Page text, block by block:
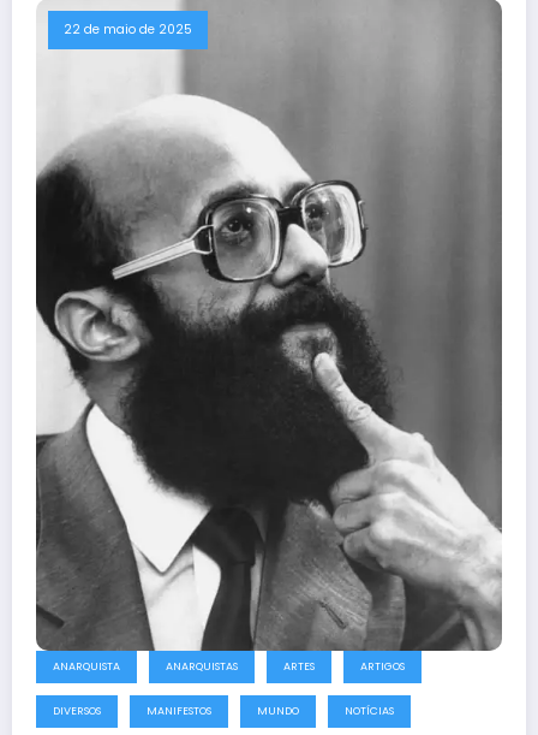
22 de maio de 2025
ANARQUISTA ANARQUISTAS ARTES ARTIGOS
DIVERSOS MANIFESTOS MUNDO NOTÍCIAS